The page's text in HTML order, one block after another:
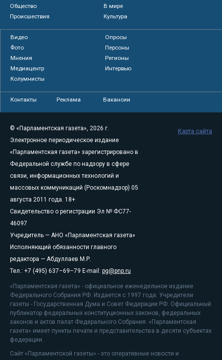
Общество
В мире
Происшествия
Культура
Видео
Опросы
Фото
Персоны
Мнения
Регионы
Медиацентр
Интервью
Колумнисты
Контакты Реклама Вакансии
© «Парламентская газета», 2026 г.
Электронное периодическое издание
«Парламентская газета» зарегистрировано в
Федеральной службе по надзору в сфере
связи, информационных технологий и
массовых коммуникаций (Роскомнадзор) 05
августа 2011 года. 18+
Свидетельство о регистрации Эл № ФС77-
46097
Учредитель — АНО «Парламентская газета»
Исполняющий обязанности главного
редактора — Абдуллаев М.Р.
Тел.: +7 (495) 637–69–79 E-mail: pg@pnp.ru
«Парламентская газета» - официальное еженедельное издание
Федерального Собрания РФ. Издается с 1997 года. Учредители
газеты - Государственная Дума и Совет Федерации РФ. Официальный
публикатор федеральных конституционных законов, федеральных
законов и актов палат Федерального Собрания. «Парламентская
газета» имеет пункты печати и представительства в десяти субъектах
федерации.
Сайт «Парламентской газеты» - это оперативные новости и
Карта сайта